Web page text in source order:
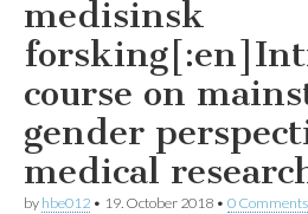
medisinsk
course on
gender
medical
by hbe012 • 19. October 2018 • 0 Comments